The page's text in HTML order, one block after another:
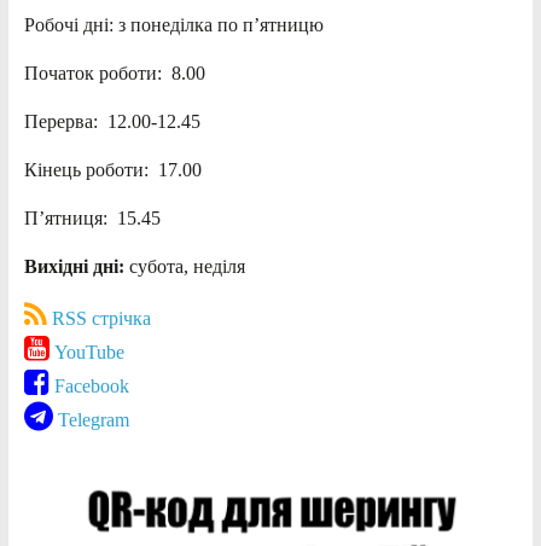
Робочі дні: з понеділка по п’ятницю
Початок роботи: 8.00
Перерва: 12.00-12.45
Кінець роботи: 17.00
П’ятниця: 15.45
Вихідні дні: субота, неділя
RSS стрічка
YouTube
Facebook
Telegram